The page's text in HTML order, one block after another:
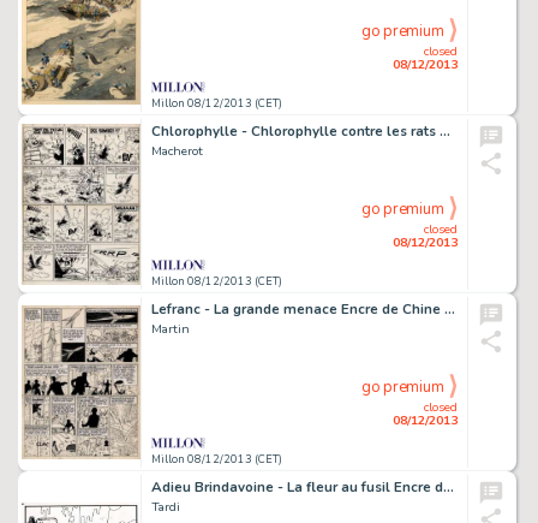
Millon 08/12/2013 (CET)
closed
08/12/2013
go premium
Chlorophylle - Chlorophylle contre les rats noirs Encre de Chine
Macherot
Millon 08/12/2013 (CET)
closed
08/12/2013
go premium
Lefranc - La grande menace Encre de Chine pour la planche 41 au
Martin
Millon 08/12/2013 (CET)
closed
08/12/2013
go premium
Adieu Brindavoine - La fleur au fusil Encre de Chine pour la couverture
Tardi